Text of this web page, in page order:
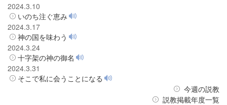
2024.3.10
いのち注ぐ恵み
2024.3.17
神の国を味わう
2024.3.24
十字架の神の御名
2024.3.31
そこで私に会うことになる
今週の説教
説教掲載年度一覧